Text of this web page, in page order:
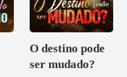
O destino pode
ser mudado?